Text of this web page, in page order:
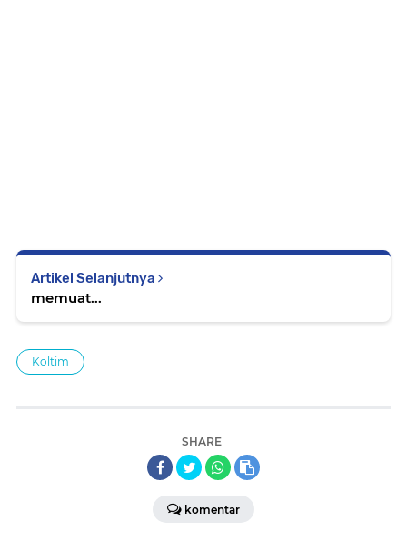
Artikel Selanjutnya
memuat...
Koltim
SHARE
komentar